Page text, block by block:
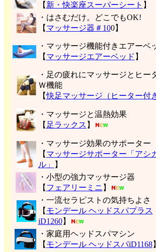
【 新・快楽座スーパーシート 】
・はさむだけ。どこでもOK!
【 マッサージ器＃100】
・マッサージ機能付きエアーベ
【 マッサージエアーベッド 】
・足の疲れにマッサージとヒー
Ｗ機能
【快足マッサージ（ヒーター付
・マッサージと温熱効果
【 足ラックス 】
・マッサージ効果のサポーター
【 マッサージサポーター「アシ
ル」
】
・小型の強力マッサージ器
【 フェアリーミニ 】
・一流セラピストの気持ちよさ
【 モンデール ヘッドスパプラス
iD1260】
・家庭用ヘッドスパマシン
【 モンデール ヘッドスパiD1168】